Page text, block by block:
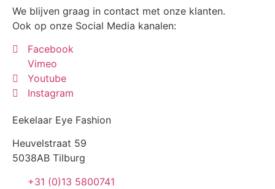
We blijven graag in contact met onze klanten.
Ook op onze Social Media kanalen:
Facebook
Vimeo
Youtube
Instagram
Eekelaar Eye Fashion
Heuvelstraat 59
5038AB Tilburg
+31 (0)13 5800741